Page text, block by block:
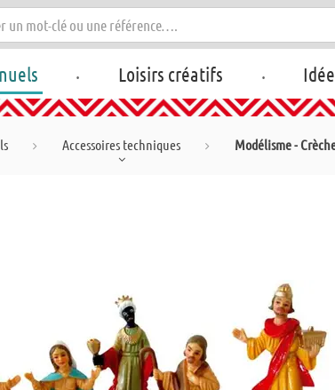
. Loisirs créatifs .
Accessoires techniques Modélisme -